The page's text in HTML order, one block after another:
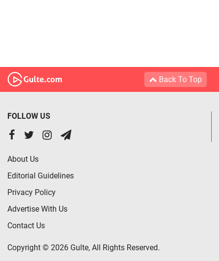
Back To Top
FOLLOW US
About Us
Editorial Guidelines
Privacy Policy
Advertise With Us
Contact Us
Copyright © 2026 Gulte, All Rights Reserved.